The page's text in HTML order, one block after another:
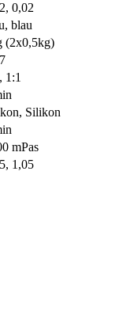
, 0,02
, blau
(2x0,5kg)
, 1:1
, Silikon
mPas
, 1,05